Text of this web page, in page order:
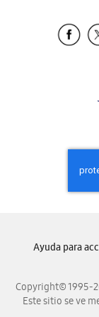
Copyright© 1995-
Este sitio se ve
Ayuda para